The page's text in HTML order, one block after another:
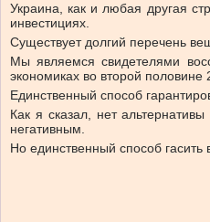
Украина, как и любая другая
инвестициях.
Существует долгий перечень
Мы являемся свидетелями
экономиках во второй половине
Единственный способ
Как я сказал, нет
негативным.
Но единственный способ